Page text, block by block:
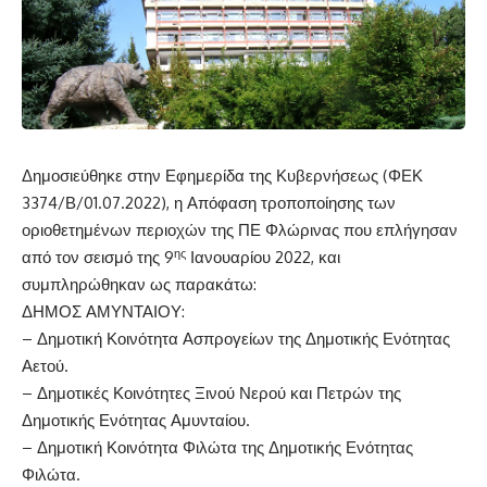
Δημοσιεύθηκε στην Εφημερίδα της Κυβερνήσεως (ΦΕΚ
3374/Β/01.07.2022), η Απόφαση τροποποίησης των
οριοθετημένων περιοχών της ΠΕ Φλώρινας που επλήγησαν
από τον σεισμό της 9ης Ιανουαρίου 2022, και
συμπληρώθηκαν ως παρακάτω:
ΔΗΜΟΣ ΑΜΥΝΤΑΙΟΥ:
– Δημοτική Κοινότητα Ασπρογείων της Δημοτικής Ενότητας
Αετού.
– Δημοτικές Κοινότητες Ξινού Νερού και Πετρών της
Δημοτικής Ενότητας Αμυνταίου.
– Δημοτική Κοινότητα Φιλώτα της Δημοτικής Ενότητας
Φιλώτα.